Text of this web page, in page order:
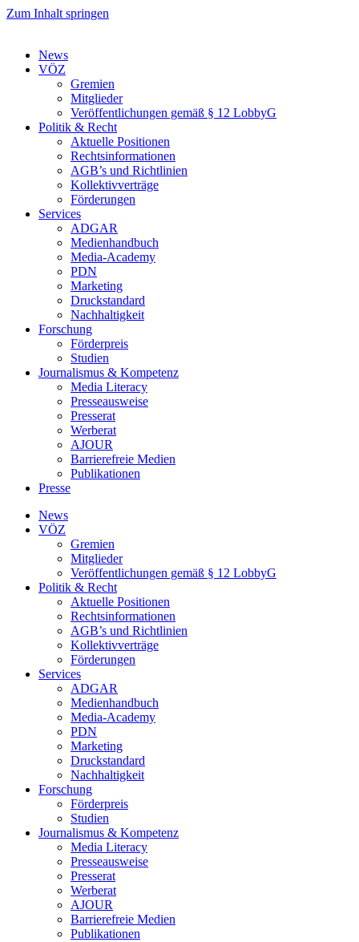
Zum Inhalt springen
News
VÖZ
Gremien
Mitglieder
Veröffentlichungen gemäß § 12 LobbyG
Politik & Recht
Aktuelle Positionen
Rechtsinformationen
AGB’s und Richtlinien
Kollektivverträge
Förderungen
Services
ADGAR
Medienhandbuch
Media-Academy
PDN
Marketing
Druckstandard
Nachhaltigkeit
Forschung
Förderpreis
Studien
Journalismus & Kompetenz
Media Literacy
Presseausweise
Presserat
Werberat
AJOUR
Barrierefreie Medien
Publikationen
Presse
News
VÖZ
Gremien
Mitglieder
Veröffentlichungen gemäß § 12 LobbyG
Politik & Recht
Aktuelle Positionen
Rechtsinformationen
AGB’s und Richtlinien
Kollektivverträge
Förderungen
Services
ADGAR
Medienhandbuch
Media-Academy
PDN
Marketing
Druckstandard
Nachhaltigkeit
Forschung
Förderpreis
Studien
Journalismus & Kompetenz
Media Literacy
Presseausweise
Presserat
Werberat
AJOUR
Barrierefreie Medien
Publikationen